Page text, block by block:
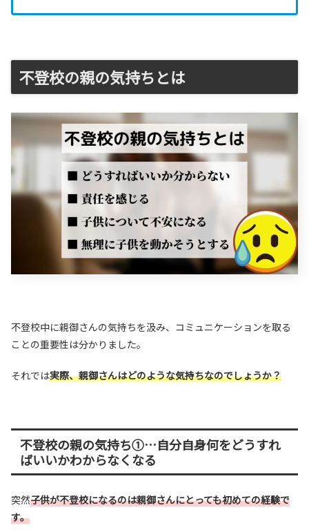
不登校の親の気持ちとは
不登校中に親御さんの気持ちを汲み、コミュニケーションを取る
ことの重要性は分かりました。
それでは実際、親御さんはどのような気持ちなのでしょうか？
不登校の親の気持ち①…自分自身何をどうすれ
ばいいかわからなくなる
突然子供が不登校になるのは親御さんにとっても初めての経験で
す。